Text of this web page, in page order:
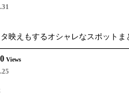
タ映えもするオシャレなスポットま
Views